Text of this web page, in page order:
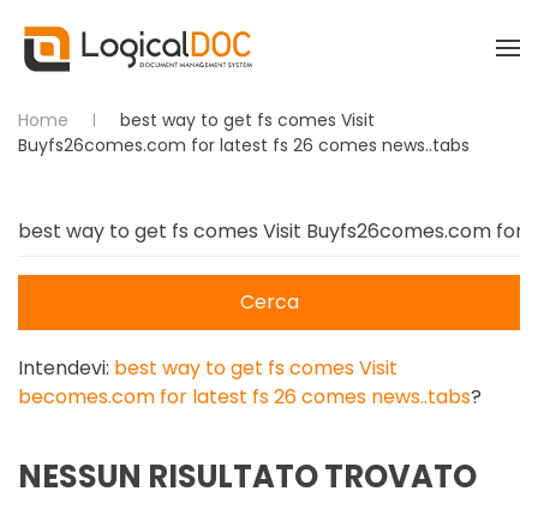
Skip to main content
Home
best way to get fs comes Visit
Buyfs26comes.com for latest fs 26 comes news..tabs
Cerca
Intendevi: best way to get fs comes Visit
becomes.com for latest fs 26 comes news..tabs?
NESSUN RISULTATO TROVATO